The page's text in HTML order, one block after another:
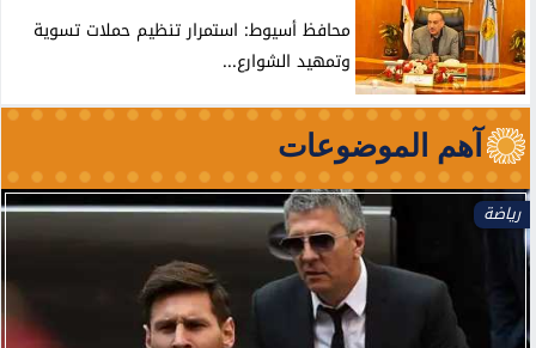
محافظ أسيوط: استمرار تنظيم حملات تسوية
وتمهيد الشوارع...
آهم الموضوعات
رياضة